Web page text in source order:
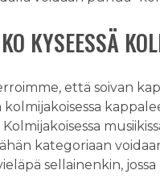
KYSEESSÄ
että soivan
kategoriaan
sellainenkin,